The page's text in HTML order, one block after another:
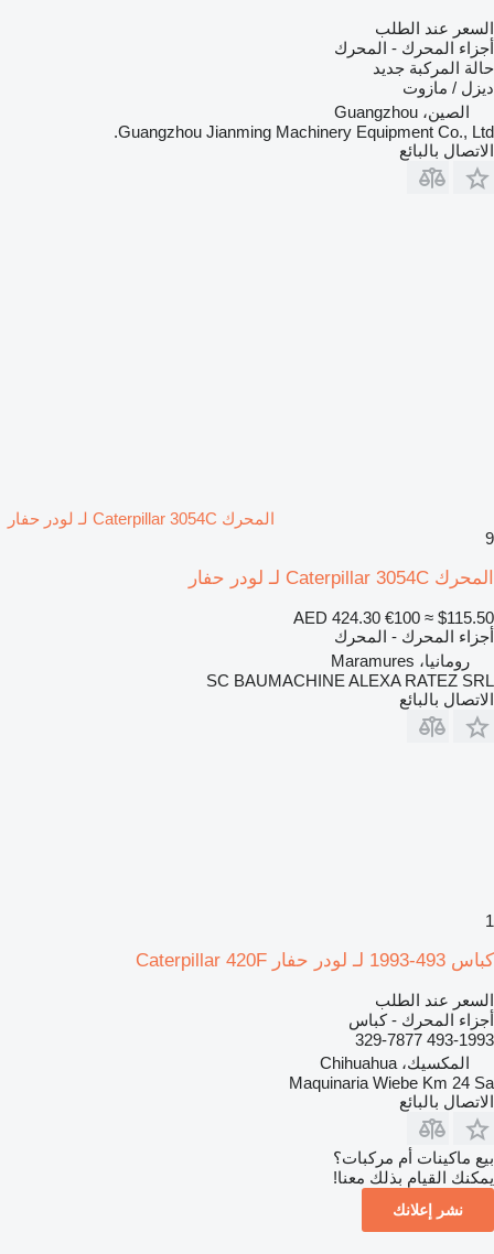
السعر عند الطلب
أجزاء المحرك - المحرك
حالة المركبة جديد
ديزل / مازوت
الصين، Guangzhou
Guangzhou Jianming Machinery Equipment Co., Ltd.
الاتصال بالبائع
المحرك Caterpillar 3054C لـ لودر حفار
9
المحرك Caterpillar 3054C لـ لودر حفار
AED 424.30 €100 ≈ $115.50
أجزاء المحرك - المحرك
رومانيا، Maramures
SC BAUMACHINE ALEXA RATEZ SRL
الاتصال بالبائع
1
كباس 493-1993 لـ لودر حفار Caterpillar 420F
السعر عند الطلب
أجزاء المحرك - كباس
493-1993 329-7877
المكسيك، Chihuahua
Maquinaria Wiebe Km 24 Sa
الاتصال بالبائع
بيع ماكينات أم مركبات؟
يمكنك القيام بذلك معنا!
نشر إعلانك